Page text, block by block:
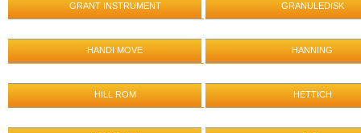
GRANT INSTRUMENT GRANULEDISK
HANDI MOVE HANNING
HILL ROM HETTICH